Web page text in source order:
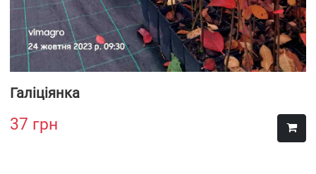
Галіціянка
37 грн